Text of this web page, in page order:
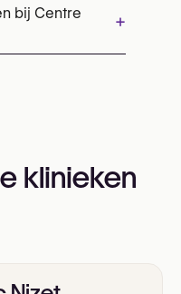
Behandeling hyperhidrose (Botox / anti-transpiratie injecties)
Lumecca)
bij Centre
+
klinieken